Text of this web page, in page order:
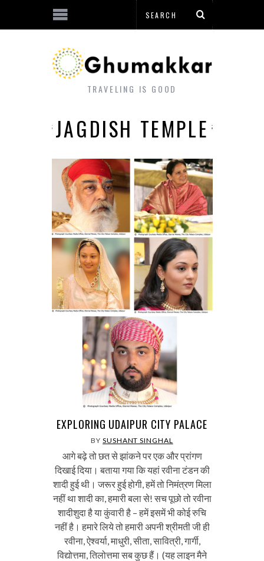
TRAVELING IS GOOD
JAGDISH TEMPLE
EXPLORING UDAIPUR CITY PALACE
BYSUSHANT SINGHAL
आगे बढ़े तो छत से झांकने पर एक और प्रांगण
दिखाई दिया। बताया गया कि यहां रवीना टंडन की
शादी हुई थी। जरूर हुई होगी, हमें तो निमंत्रण मिला
नहीं था शादी का, हमारी बला से! सच पूछो तो रवीना
शादीशुदा है या कुंवारी है – हमें इसमें भी कोई रुचि
नहीं है। हमारे लिये तो हमारी अपनी श्रीमती जी ही
रवीना, ऐश्वर्या, माधुरी, सीता, सावित्री, गार्गी,
विद्योत्तमा, तिलोत्तमा सब कुछ हैं। (यह लाइन मैने